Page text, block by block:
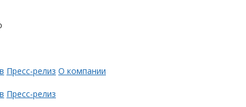
Пресс-релиз О компании
Пресс-релиз